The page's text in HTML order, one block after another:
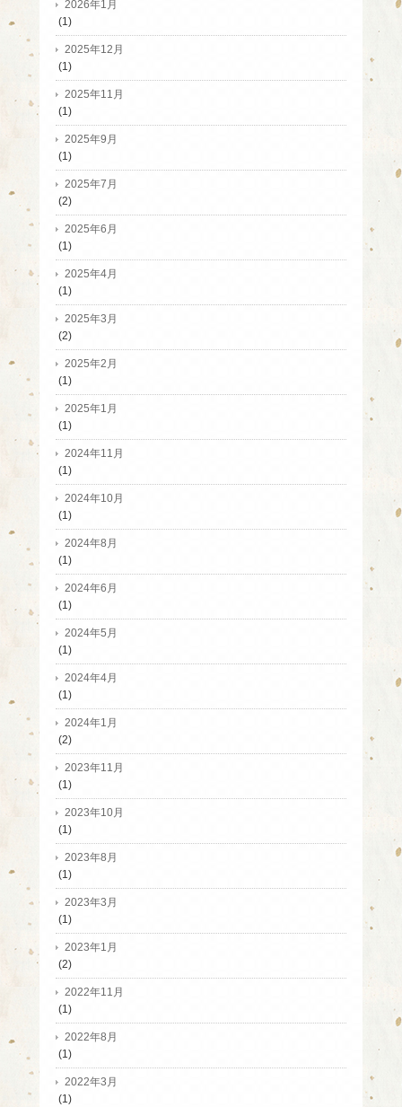
2026年1月
(1)
2025年12月
(1)
2025年11月
(1)
2025年9月
(1)
2025年7月
(2)
2025年6月
(1)
2025年4月
(1)
2025年3月
(2)
2025年2月
(1)
2025年1月
(1)
2024年11月
(1)
2024年10月
(1)
2024年8月
(1)
2024年6月
(1)
2024年5月
(1)
2024年4月
(1)
2024年1月
(2)
2023年11月
(1)
2023年10月
(1)
2023年8月
(1)
2023年3月
(1)
2023年1月
(2)
2022年11月
(1)
2022年8月
(1)
2022年3月
(1)